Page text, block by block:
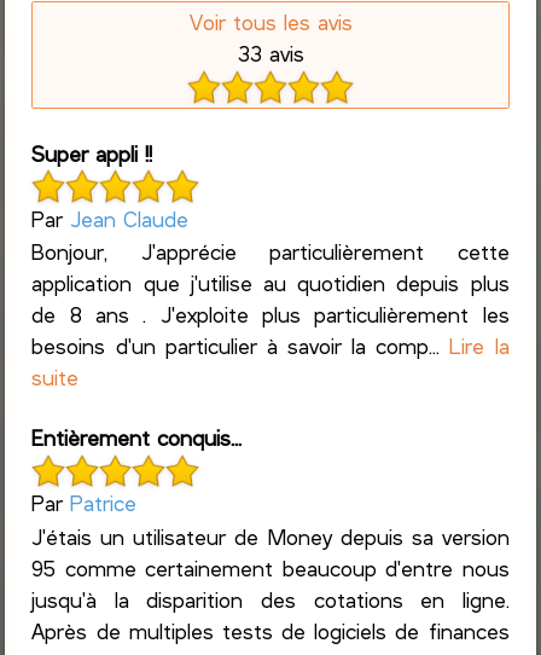
Voir tous les avis
33 avis
Super appli !!
Par Jean Claude
Bonjour, J'apprécie particulièrement cette
application que j'utilise au quotidien depuis plus
de 8 ans . J'exploite plus particulièrement les
besoins d'un particulier à savoir la comp...Lire la
suite
Entièrement conquis...
ParPatrice
J'étais un utilisateur de Money depuis sa version
95 comme certainement beaucoup d'entre nous
jusqu'à la disparition des cotations en ligne.
Après de multiples tests de logiciels de finances